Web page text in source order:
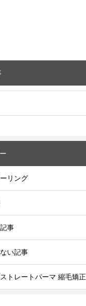
リング
事
い記事
トレートパーマ 縮毛矯正